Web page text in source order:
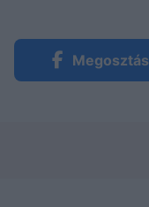
Megosztás